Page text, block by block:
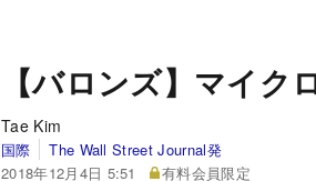
【バロンズ】マイ
Tae Kim
国際
The Wall Street Journal発
2018年12月4日 5:51
有料会員限定